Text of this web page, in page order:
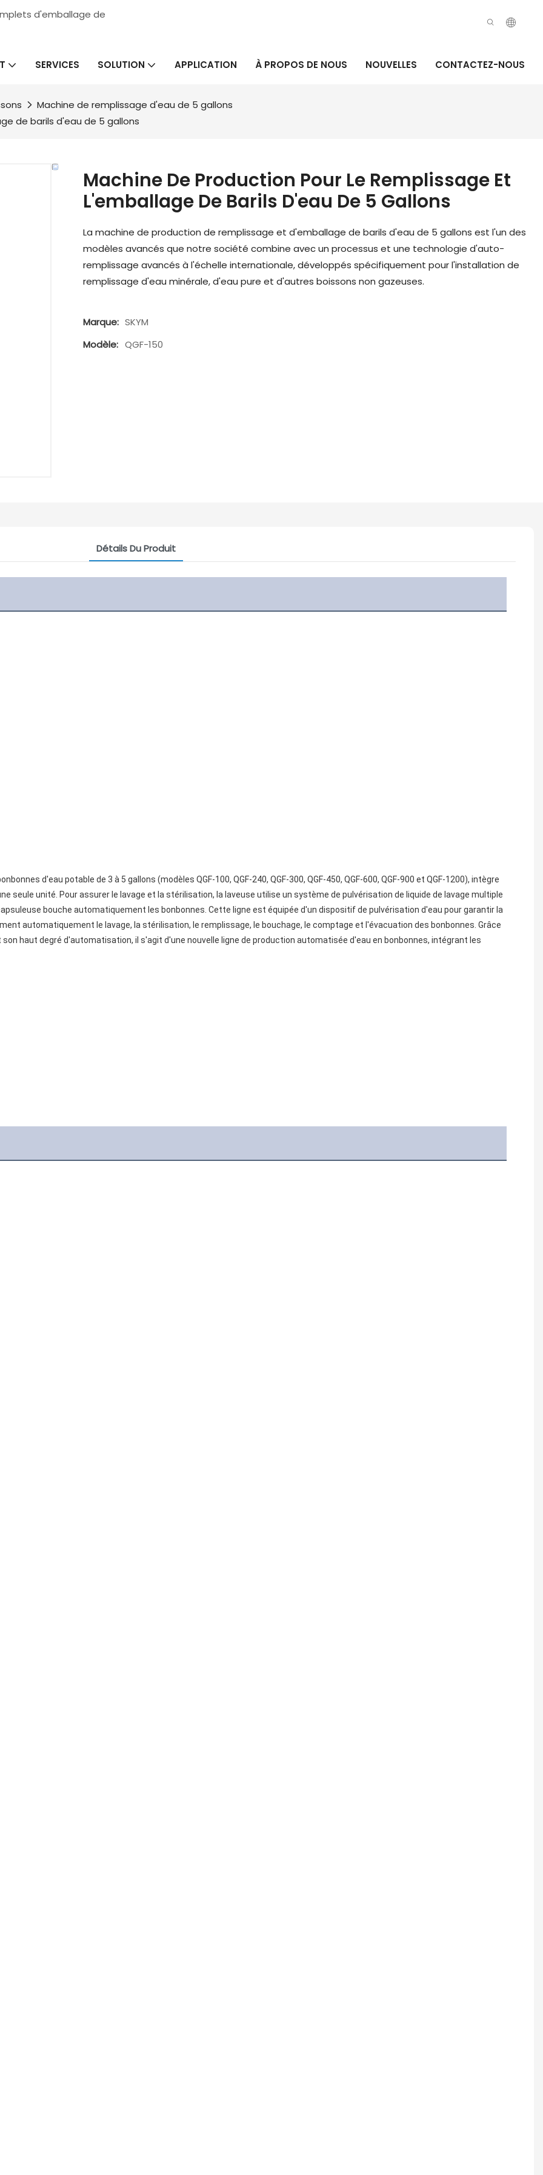
d'emballage de
SERVICES SOLUTION APPLICATION À PROPOS DE NOUS NOUVELLES CONTACTEZ-NOUS
Machine de remplissage d'eau de 5 gallons
de barils d'eau de 5 gallons
Machine De Production Pour Le Remplissage Et
L'emballage De Barils D'eau De 5 Gallons
La machine de production de remplissage et d'emballage de barils d'eau de 5 gallons est l'un des
modèles avancés que notre société combine avec un processus et une technologie d'auto-
remplissage avancés à l'échelle internationale, développés spécifiquement pour l'installation de
remplissage d'eau minérale, d'eau pure et d'autres boissons non gazeuses.
Marque: SKYM
Modèle: QGF-150
Détails Du Produit
seule unité. Pour assurer le lavage et la stérilisation, la laveuse utilise un système de pulvérisation de liquide de lavage multiple
bouche automatiquement les bonbonnes. Cette ligne est équipée d'un dispositif de pulvérisation d'eau pour garantir la
automatiquement le lavage, la stérilisation, le remplissage, le bouchage, le comptage et l'évacuation des bonbonnes. Grâce
haut degré d'automatisation, il s'agit d'une nouvelle ligne de production automatisée d'eau en bonbonnes, intégrant les